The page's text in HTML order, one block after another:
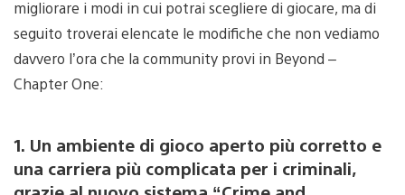
migliorare i modi in cui potrai scegliere di giocare, ma di
seguito troverai elencate le modifiche che non vediamo
davvero l’ora che la community provi in Beyond –
Chapter One:
1. Un ambiente di gioco aperto più corretto e
una carriera più complicata per i criminali,